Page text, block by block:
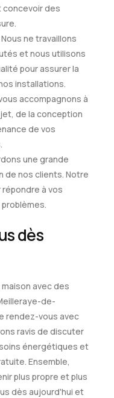
concevoir des
ne travaillons
et nous utilisons
pour assurer la
installations.
accompagnons à
de la conception
de vos
une grande
de nos clients. Notre
à vos
dès
avec des
de-
rendez-vous avec
ravis de discuter
énergétiques et
Ensemble,
plus propre et plus
dès aujourd'hui et